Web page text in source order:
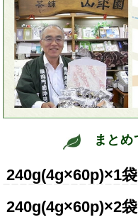
まとめ
240g(4g×60p)×1袋
240g(4g×60p)×2